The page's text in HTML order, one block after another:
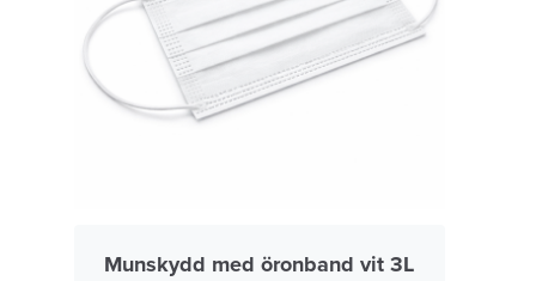
Munskydd med öronband vit 3L